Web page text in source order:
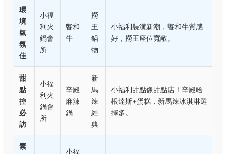
環
境
氣
氛
佳
小福
利火
鍋會
所
饗和
牛
撈
王
鍋
物
小福利裝潢新潮，饗和牛質感
好，撈王座位寬敞。
甜
點
控
必
訪
小福
利火
鍋會
所
辛殿
麻辣
鍋
新
馬
辣
經
典
小福利甜點像甜點店！辛殿哈
根達斯+蛋糕，新馬辣冰淇淋選
擇多。
素
小福